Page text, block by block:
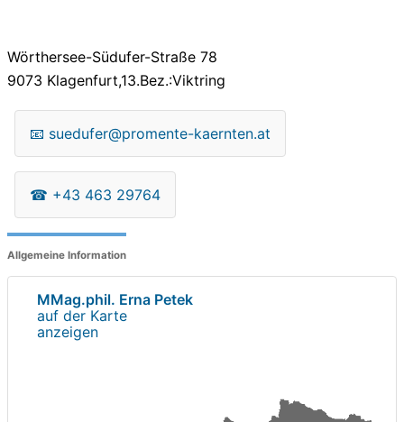
Wörthersee-Südufer-Straße 78
9073 Klagenfurt,13.Bez.:Viktring
📧 suedufer@promente-kaernten.at
☎ +43 463 29764
Allgemeine Information
MMag.phil. Erna Petek
auf der Karte
anzeigen